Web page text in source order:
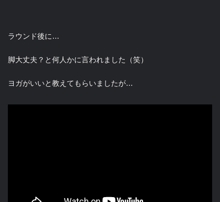
ラウンド後に…
脚大丈夫？と何人かに言われました（笑）
ヨガがいいと教えてもらいましたが…